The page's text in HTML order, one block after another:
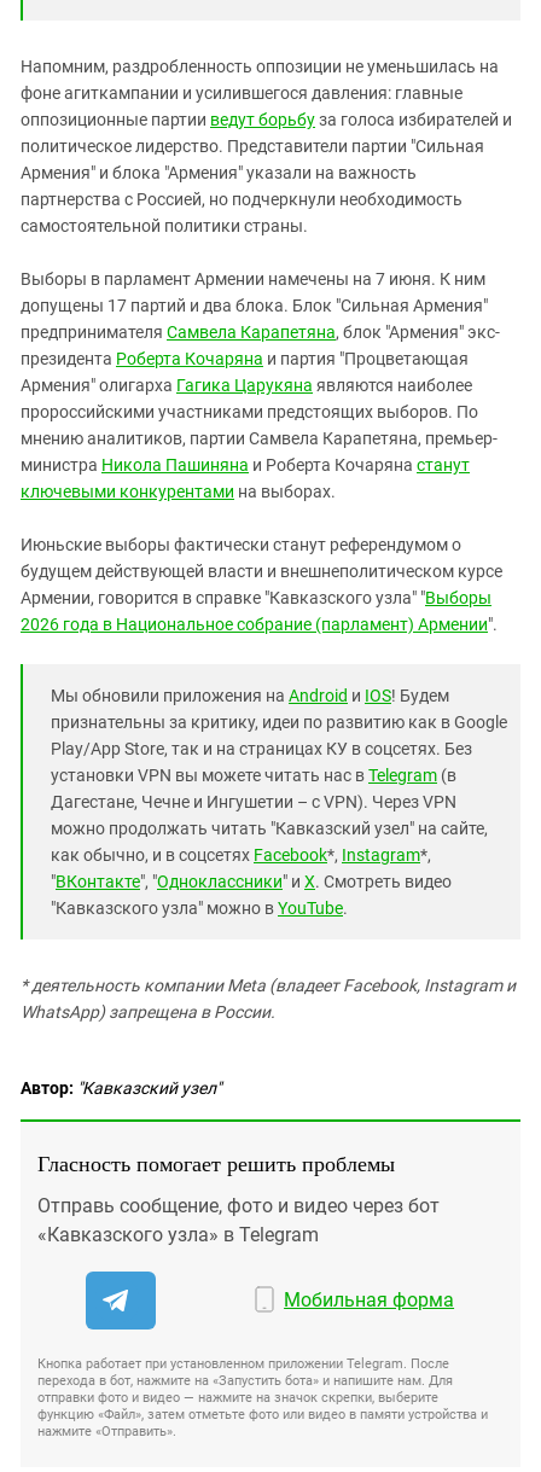
Напомним, раздробленность оппозиции не уменьшилась на
фоне агиткампании и усилившегося давления: главные
оппозиционные партии ведут борьбуза голоса избирателей и
политическое лидерство. Представители партии "Сильная
Армения" и блока "Армения" указали на важность
партнерства с Россией, но подчеркнули необходимость
самостоятельной политики страны.
Выборы в парламент Армении намечены на 7 июня. К ним
допущены 17 партий и два блока. Блок "Сильная Армения"
предпринимателя Самвела Карапетяна, блок "Армения" экс-
президента Роберта Кочаряна и партия "Процветающая
Армения" олигарха Гагика Царукяна являются наиболее
пророссийскими участниками предстоящих выборов. По
мнению аналитиков, партии Самвела Карапетяна, премьер-
министра Никола Пашиняна и Роберта Кочаряна станут
ключевыми конкурентами на выборах.
Июньские выборы фактически станут референдумом о
будущем действующей власти и внешнеполитическом курсе
Армении, говорится в справке "Кавказского узла" "Выборы
2026 года в Национальное собрание (парламент) Армении".
Мы обновили приложения на Android и IOS! Будем
признательны за критику, идеи по развитию как в Google
Play/App Store, так и на страницах КУ в соцсетях. Без
установки VPN вы можете читать нас вTelegram (в
Дагестане, Чечне и Ингушетии – с VPN). Через VPN
можно продолжать читать "Кавказский узел" на сайте,
как обычно, и в соцсетях Facebook*, Instagram*,
"ВКонтакте", "Одноклассники" и X. Смотреть видео
"Кавказского узла" можно вYouTube.
* деятельность компании Meta (владеет Facebook, Instagram и
WhatsApp) запрещена в России.
Автор: "Кавказский узел"
Гласность помогает решить проблемы
Отправь сообщение, фото и видео через бот
«Кавказского узла» в Telegram
Мобильная форма
Кнопка работает при установленном приложении Telegram. После
перехода в бот, нажмите на «Запустить бота» и напишите нам. Для
отправки фото и видео — нажмите на значок скрепки, выберите
функцию «Файл», затем отметьте фото или видео в памяти устройства и
нажмите «Отправить».